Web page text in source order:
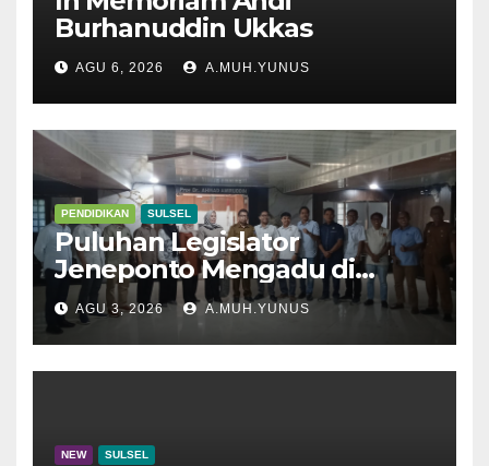
Burhanuddin Ukkas
AGU 6, 2026 A.MUH.YUNUS
PENDIDIKAN SULSEL
Puluhan Legislator
Jeneponto Mengadu di
Disdik Sulsel
AGU 3, 2026 A.MUH.YUNUS
NEW SULSEL